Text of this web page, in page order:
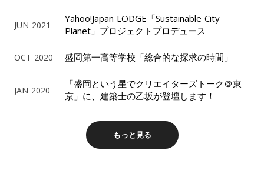
JUN 2021
Yahoo!Japan LODGE「Sustainable City
Planet」プロジェクトプロデュース
OCT 2020 盛岡第一高等学校「総合的な探求の時間」
JAN 2020
「盛岡という星でクリエイターズトーク＠東
京」に、建築士の乙坂が登壇します！
もっと見る